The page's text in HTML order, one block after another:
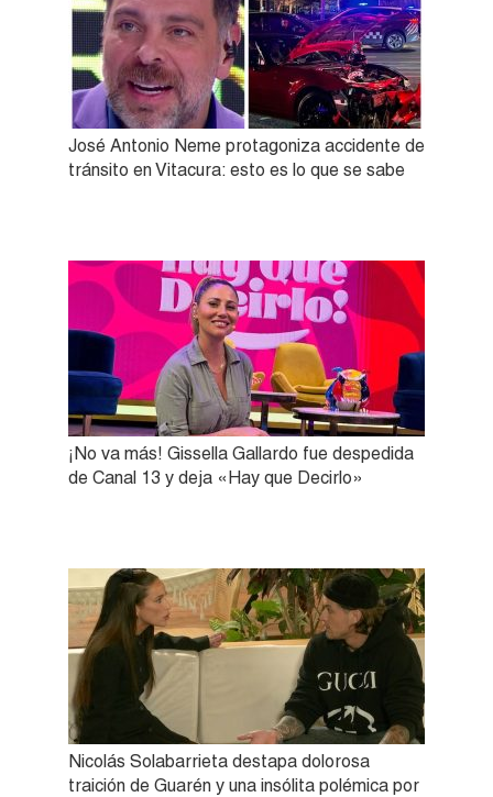
José Antonio Neme protagoniza accidente de
tránsito en Vitacura: esto es lo que se sabe
¡No va más! Gissella Gallardo fue despedida
de Canal 13 y deja «Hay que Decirlo»
Nicolás Solabarrieta destapa dolorosa
traición de Guarén y una insólita polémica por